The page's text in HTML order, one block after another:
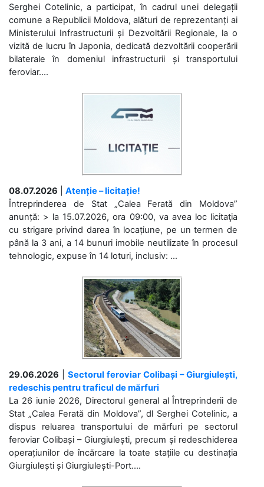
Serghei Cotelinic, a participat, în cadrul unei delegații
comune a Republicii Moldova, alături de reprezentanți ai
Ministerului Infrastructurii și Dezvoltării Regionale, la o
vizită de lucru în Japonia, dedicată dezvoltării cooperării
bilaterale în domeniul infrastructurii și transportului
feroviar....
08.07.2026
Atenție – licitație!
Întreprinderea de Stat „Calea Ferată din Moldova”
anunță: > la 15.07.2026, ora 09:00, va avea loc licitaţia
cu strigare privind darea în locațiune, pe un termen de
până la 3 ani, a 14 bunuri imobile neutilizate în procesul
tehnologic, expuse în 14 loturi, inclusiv: ...
29.06.2026
Sectorul feroviar Colibași – Giurgiulești,
redeschis pentru traficul de mărfuri
La 26 iunie 2026, Directorul general al Întreprinderii de
Stat „Calea Ferată din Moldova”, dl Serghei Cotelinic, a
dispus reluarea transportului de mărfuri pe sectorul
feroviar Colibași – Giurgiulești, precum și redeschiderea
operațiunilor de încărcare la toate stațiile cu destinația
Giurgiulești și Giurgiulești-Port....